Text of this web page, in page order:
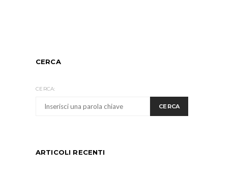
CERCA
CERCA:
CERCA
ARTICOLI RECENTI